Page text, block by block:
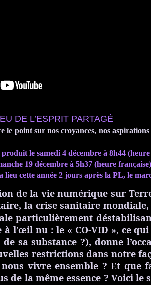
DE L’ESPRIT PARTAGÉ
le point sur nos croyances, nos
le samedi 4 décembre à 8h44
19 décembre à 5h37 (heure française)
cette année 2 jours après la PL, le
de la vie numérique sur
la crise sanitaire
particulièrement
l’œil nu : le « CO-VID », ce
sa substance ?), donne
restrictions dans notre
nous vivre ensemble ? Et
de la même essence ? Voici